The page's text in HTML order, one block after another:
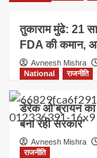
तुकाराम मुंढे: 21
FDA की कमान,
Avneesh Mishra
National
राजनीति
डेरेक ओ’ब्रायन
बना रही सरकार’
Avneesh Mishra
राजनीति